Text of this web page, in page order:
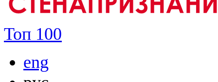
Топ 100
eng